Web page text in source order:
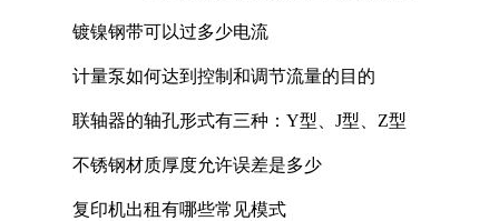
镀镍钢带可以过多少电流
计量泵如何达到控制和调节流量的目的
联轴器的轴孔形式有三种：Y型、J型、Z型
不锈钢材质厚度允许误差是多少
复印机出租有哪些常见模式